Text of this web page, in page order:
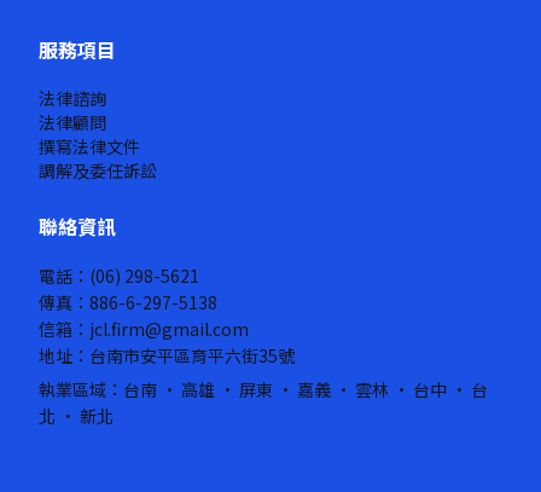
服務項目
法律諮詢
法律顧問
撰寫法律文件
調解及委任訴訟
聯絡資訊
電話：(06) 298-5621
傳真：886-6-297-5138
信箱：jcl.firm@gmail.com
地址：台南市安平區育平六街35號
執業區域：台南 · 高雄 · 屏東 · 嘉義 · 雲林 · 台中 · 台
北 · 新北